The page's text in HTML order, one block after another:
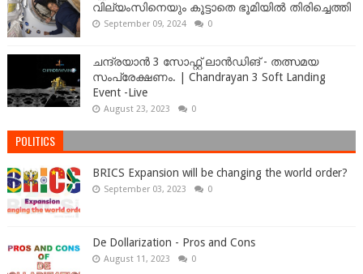
വില്യംസിനെയും കൂട്ടാതെ ഭൂമിയിൽ തിരിച്ചെത്തി
September 09, 2024 0
ചന്ദ്രയാൻ 3 സോഫ്റ്റ് ലാൻഡിങ് - തത്സമയ
സംപ്രേക്ഷണം. | Chandrayan 3 Soft Landing
Event -Live
August 23, 2023 0
POLITICS
BRICS Expansion will be changing the world order?
September 03, 2023 0
De Dollarization - Pros and Cons
August 11, 2023 0